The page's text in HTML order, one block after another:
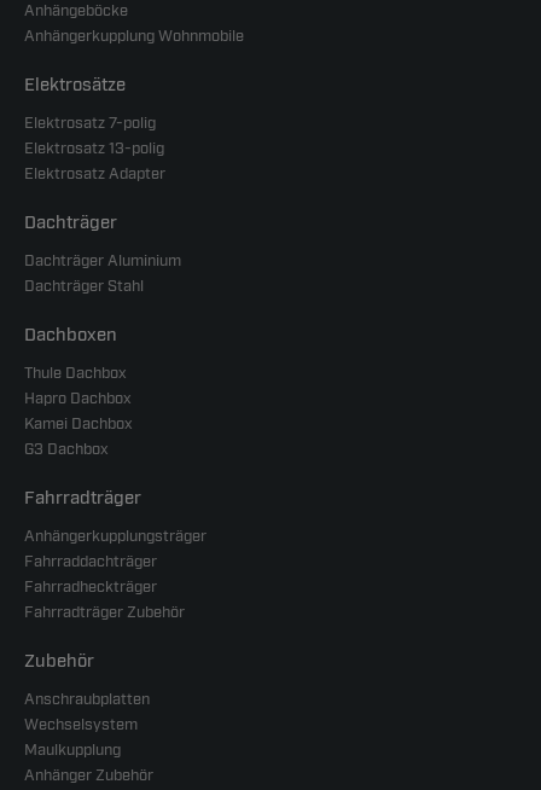
Anhängeböcke
Anhängerkupplung Wohnmobile
Elektrosätze
Elektrosatz 7-polig
Elektrosatz 13-polig
Elektrosatz Adapter
Dachträger
Dachträger Aluminium
Dachträger Stahl
Dachboxen
Thule Dachbox
Hapro Dachbox
Kamei Dachbox
G3 Dachbox
Fahrradträger
Anhängerkupplungsträger
Fahrraddachträger
Fahrradheckträger
Fahrradträger Zubehör
Zubehör
Anschraubplatten
Wechselsystem
Maulkupplung
Anhänger Zubehör